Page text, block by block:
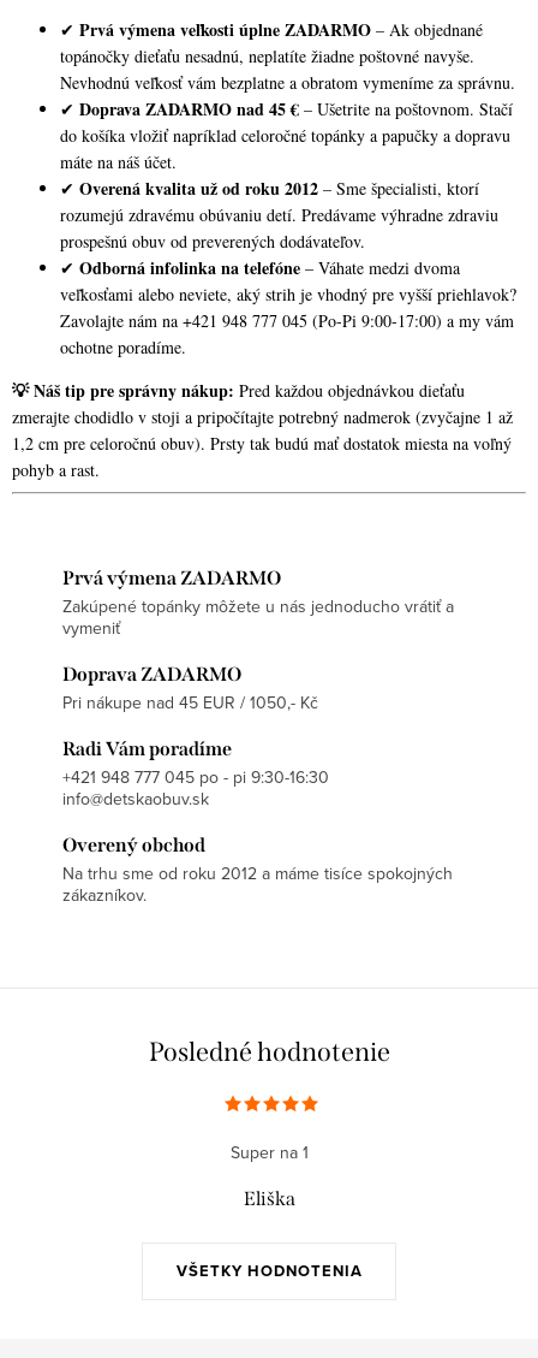
✔ Prvá výmena veľkosti úplne ZADARMO – Ak objednané
topánočky dieťaťu nesadnú, neplatíte žiadne poštovné navyše.
Nevhodnú veľkosť vám bezplatne a obratom vymeníme za správnu.
✔ Doprava ZADARMO nad 45 € – Ušetrite na poštovnom. Stačí
do košíka vložiť napríklad celoročné topánky a papučky a dopravu
máte na náš účet.
✔ Overená kvalita už od roku 2012 – Sme špecialisti, ktorí
rozumejú zdravému obúvaniu detí. Predávame výhradne zdraviu
prospešnú obuv od preverených dodávateľov.
✔ Odborná infolinka na telefóne – Váhate medzi dvoma
veľkosťami alebo neviete, aký strih je vhodný pre vyšší priehlavok?
Zavolajte nám na +421 948 777 045 (Po-Pi 9:00-17:00) a my vám
ochotne poradíme.
💡 Náš tip pre správny nákup: Pred každou objednávkou dieťaťu
zmerajte chodidlo v stoji a pripočítajte potrebný nadmerok (zvyčajne 1 až
1,2 cm pre celoročnú obuv). Prsty tak budú mať dostatok miesta na voľný
pohyb a rast.
Prvá výmena ZADARMO
Zakúpené topánky môžete u nás jednoducho vrátiť a
vymeniť
Doprava ZADARMO
Pri nákupe nad 45 EUR / 1050,- Kč
Radi Vám poradíme
+421 948 777 045 po - pi 9:30-16:30
info@detskaobuv.sk
Overený obchod
Na trhu sme od roku 2012 a máme tisíce spokojných
zákazníkov.
Posledné hodnotenie
VŠETKY HODNOTENIA
Super na 1
Eliška